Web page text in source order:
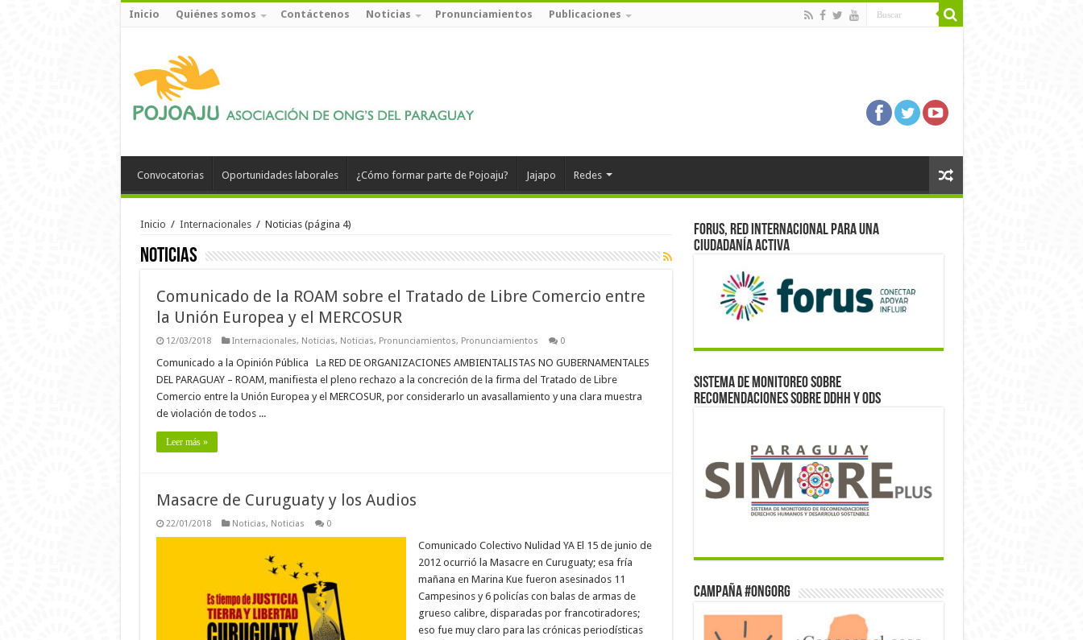
Inicio Quiénes somos Contáctenos Noticias Pronunciamientos Publicaciones
Convocatorias Oportunidades laborales ¿Cómo formar parte de Pojoaju? Jajapo Redes
Inicio / Internacionales / Noticias(página 4)
Noticias
Comunicado de la ROAM sobre el Tratado de Libre Comercio entre
la Unión Europea y el MERCOSUR
12/03/2018 Internacionales, Noticias, Noticias, Pronunciamientos, Pronunciamientos 0
Comunicado a la Opinión Pública La RED DE ORGANIZACIONES AMBIENTALISTAS NO GUBERNAMENTALES
DEL PARAGUAY – ROAM, manifiesta el pleno rechazo a la concreción de la firma del Tratado de Libre
Comercio entre la Unión Europea y el MERCOSUR, por considerarlo un avasallamiento y una clara muestra
de violación de todos ...
Leer más »
Masacre de Curuguaty y los Audios
22/01/2018 Noticias, Noticias 0
Comunicado Colectivo Nulidad YA El 15 de junio de
2012 ocurrió la Masacre en Curuguaty; esa fría
mañana en Marina Kue fueron asesinados 11
Campesinos y 6 policías con balas de armas de
grueso calibre, disparadas por francotiradores;
eso fue muy claro para las crónicas periodísticas
Forus, red internacional para una
ciudadanía activa
Sistema de monitoreo sobre
recomendaciones sobre DDHH y ODS
Campaña #ONGorg